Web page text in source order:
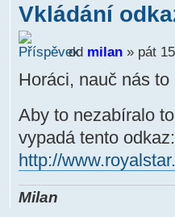
Vkládání
od milan» pát
Horáci, nauč nás
Aby to nezabíralo
vypadá tento
http://
Milan